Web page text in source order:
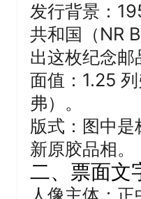
发行背景 ：
共和国（NR
出这枚纪念
面值 ：1.25
弗）。
版式 ：图中
新原胶品相。
二、票面文